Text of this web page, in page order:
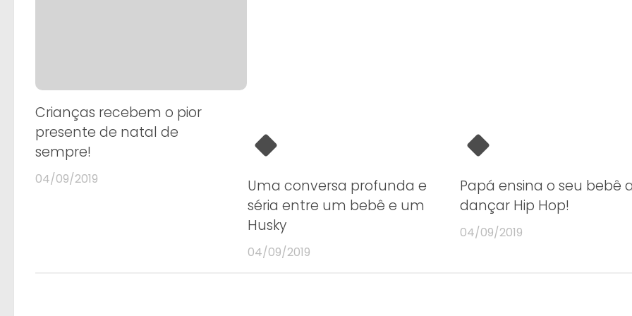
Crianças recebem o pior
presente de natal de
sempre!
04/09/2019
Uma conversa profunda e
séria entre um bebê e um
Husky
04/09/2019
Papá ensina o seu bebê
dançar Hip Hop!
04/09/2019